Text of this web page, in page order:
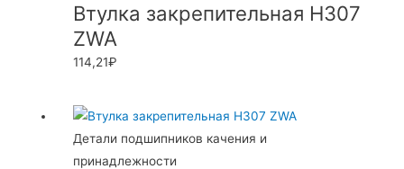
Втулка закрепительная H307
ZWA
114,21₽
Детали подшипников качения и
принадлежности